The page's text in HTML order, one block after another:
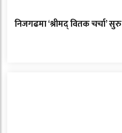
निजगढमा ‘श्रीमद् वितक चर्चा’ सुरु